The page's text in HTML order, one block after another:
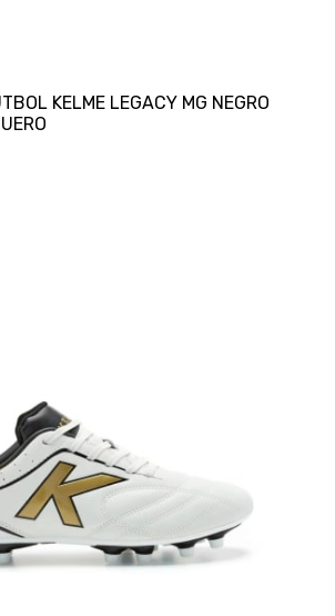
KELME LEGACY MG NEGRO